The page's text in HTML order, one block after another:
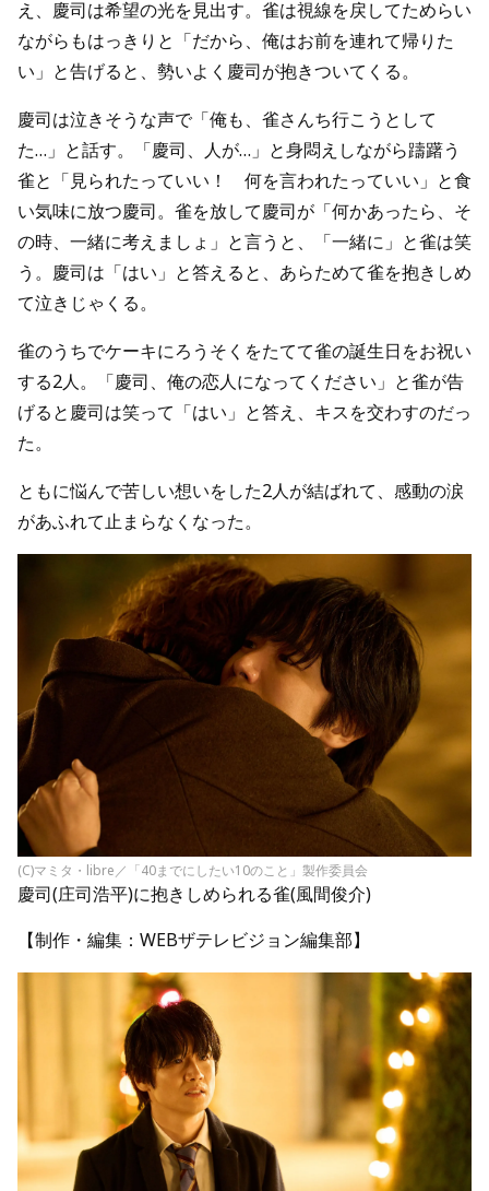
え、慶司は希望の光を見出す。雀は視線を戻してためらい
ながらもはっきりと「だから、俺はお前を連れて帰りた
い」と告げると、勢いよく慶司が抱きついてくる。
慶司は泣きそうな声で「俺も、雀さんち行こうとして
た…」と話す。「慶司、人が…」と身悶えしながら躊躇う
雀と「見られたっていい！ 何を言われたっていい」と食
い気味に放つ慶司。雀を放して慶司が「何かあったら、そ
の時、一緒に考えましょ」と言うと、「一緒に」と雀は笑
う。慶司は「はい」と答えると、あらためて雀を抱きしめ
て泣きじゃくる。
雀のうちでケーキにろうそくをたてて雀の誕生日をお祝い
する2人。「慶司、俺の恋人になってください」と雀が告
げると慶司は笑って「はい」と答え、キスを交わすのだっ
た。
ともに悩んで苦しい想いをした2人が結ばれて、感動の涙
があふれて止まらなくなった。
(C)マミタ・libre／「40までにしたい10のこと」製作委員会
慶司(庄司浩平)に抱きしめられる雀(風間俊介)
【制作・編集：WEBザテレビジョン編集部】